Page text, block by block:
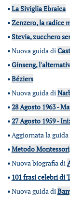
•La Siviglia Ebraica
•Zenzero, la radice
•Stevia, zucchero
•Nuova guida di
•Ginseng,
•Béziers
•Nuova guida di
•28 Agosto 1963 -
•27 Agosto 1959 -
•Aggiornata la
•Metodo
•Nuova biografia di
• 101 frasi celebri di
•Nuova guida di